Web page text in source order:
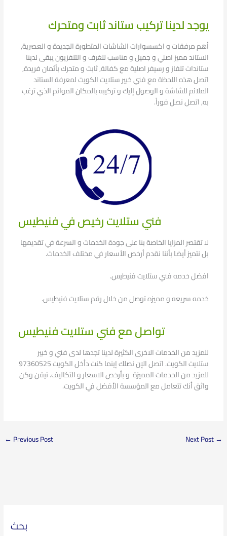
بحثلل
يوجد لدينا تركيب ستاند ثابت ومتحرك
أهم مرفقات و اكسسوارات الشاشات المتطورة الجديدة و العصرية,
الستاند مميز اصلي و جميل و مناسب للغرف و التلفزيون يبقى لدينا
ستاندات تلفاز و رسيفر اصلية مع كفالة, ثابت و متحرك بأثمان فريدة,
اتصل هذه اللحظة مع فني خبير ستلايت الكويت لمعرفة الستاند
الملائم للشاشة و الوصول إليك و تركيبه بالمكان الموائم الذي ترغب
به, اتصل نصل فوراً.
فني ستلايت رخيص في فنيطيس
لا تقتصر المزايا الخاصة بنا على جودة الخدمات و السرعة في تقديمها
بل نتميز أيضا بأننا نقدم أرخص الأسعار في مختلف الخدمات.
افضل خدمه فني ستلايت فنيطيس.
خدمه سريعه و مميزه توصل من خلال رقم ستلايت فنيطيس.
تواصل مع فني ستلايت فنيطيس
للمزيد من الخدمات الاخرى الكثيرة لدينا تجدها لدى فني و خبير
ستلايت الكويت. اتصل الإن نصلك إينما كنت دأخل الكويت 97360525
للمزيد من الخدمات المميزة و بأرخص الاسعار و التكاليف. تيقن وكن
واثق أنك تتعامل مع المؤسسة الأفضل في الكويت.
← Previous Post Next Post→